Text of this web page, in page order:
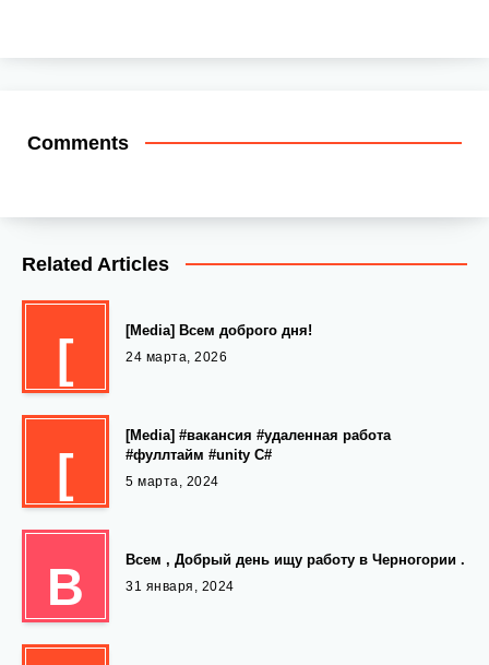
Comments
Related Articles
[ [Media] Всем доброго дня!
24 марта, 2026
[
[Media] #вакансия #удаленная работа
#фуллтайм #unity C#
5 марта, 2024
В Всем , Добрый день ищу работу в Черногории .
31 января, 2024